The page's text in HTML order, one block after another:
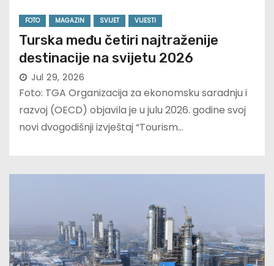
FOTO MAGAZIN SVIJET VIJESTI
Turska među četiri najtraženije
destinacije na svijetu 2026
Jul 29, 2026
Foto: TGA Organizacija za ekonomsku saradnju i
razvoj (OECD) objavila je u julu 2026. godine svoj
novi dvogodišnji izvještaj “Tourism…